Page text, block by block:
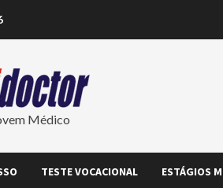
Médico
TESTE VOCACIONAL ESTÁGIOS